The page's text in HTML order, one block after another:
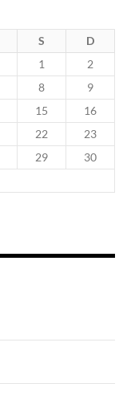
S
D
1
2
8
9
15
16
22
23
29
30